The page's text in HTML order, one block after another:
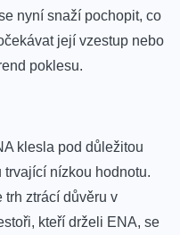
nyní snaží pochopit, co
její ‍vzestup nebo
poklesu.
klesla pod důležitou
trvající nízkou hodnotu.⁣
‌trh ztrácí důvěru v
kteří drželi ENA, se